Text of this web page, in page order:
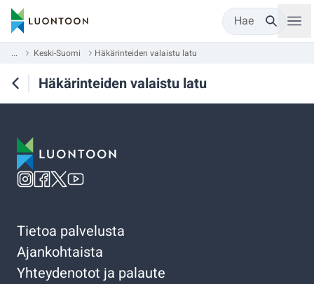
Hae
... Keski-Suomi Häkärinteiden valaistu latu
Häkärinteiden valaistu latu
Tietoa palvelusta
Ajankohtaista
Yhteydenotot ja palaute